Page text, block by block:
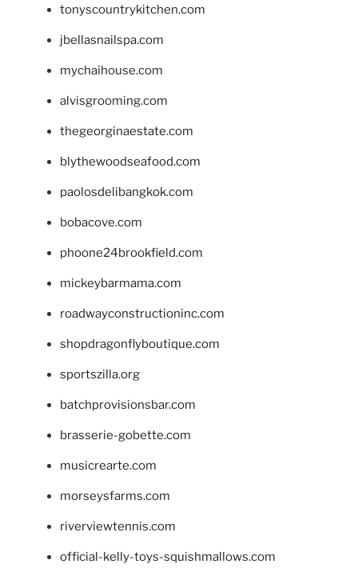
tonyscountrykitchen.com
jbellasnailspa.com
mychaihouse.com
alvisgrooming.com
thegeorginaestate.com
blythewoodseafood.com
paolosdelibangkok.com
bobacove.com
phoone24brookfield.com
mickeybarmama.com
roadwayconstructioninc.com
shopdragonflyboutique.com
sportszilla.org
batchprovisionsbar.com
brasserie-gobette.com
musicrearte.com
morseysfarms.com
riverviewtennis.com
official-kelly-toys-squishmallows.com